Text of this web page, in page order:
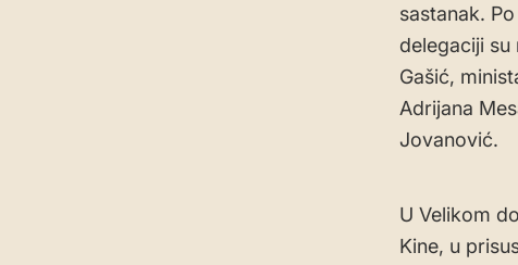
sastanak.
delegaciji su
Gašić,
Adrijana
Jovanović.
U Velikom
Kine, u